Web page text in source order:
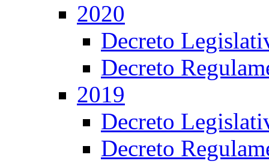
2020
Decreto
Decreto
2019
Decreto
Decreto